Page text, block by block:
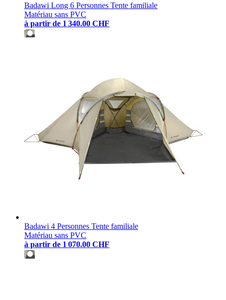
Badawi Long 6 Personnes Tente familiale
Matériau sans PVC
à partir de 1 340.00 CHF
Badawi 4 Personnes Tente familiale
Matériau sans PVC
à partir de 1 070.00 CHF